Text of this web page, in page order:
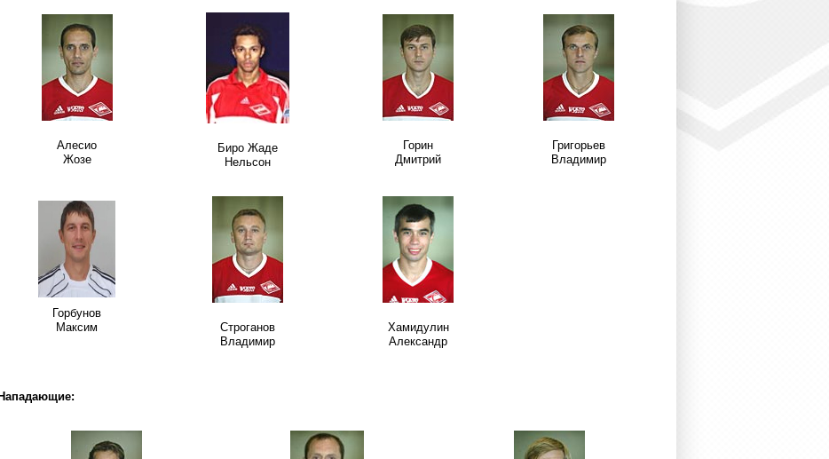
Алесио
Жозе
Биро Жаде
Нельсон
Горин
Дмитрий
Григорьев
Владимир
Горбунов
Максим
Строганов
Владимир
Хамидулин
Александр
Нападающие: